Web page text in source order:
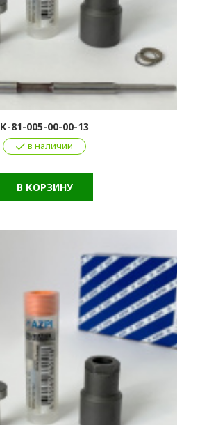
К-81-005-00-00-13
в наличии
В КОРЗИНУ